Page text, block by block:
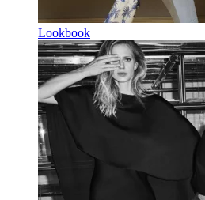
Lookbook